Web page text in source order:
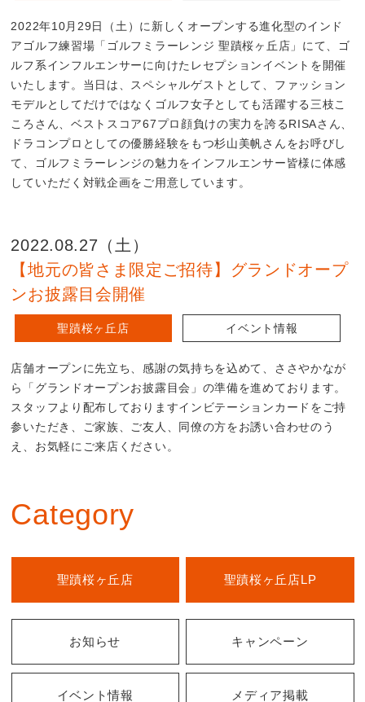
2022年10月29日（土）に新しくオープンする進化型のインド
アゴルフ練習場「ゴルフミラーレンジ 聖蹟桜ヶ丘店」にて、ゴ
ルフ系インフルエンサーに向けたレセプションイベントを開催
いたします。当日は、スペシャルゲストとして、ファッション
モデルとしてだけではなくゴルフ女子としても活躍する三枝こ
ころさん、ベストスコア67プロ顔負けの実力を誇るRISAさん、
ドラコンプロとしての優勝経験をもつ杉山美帆さんをお呼びし
て、ゴルフミラーレンジの魅力をインフルエンサー皆様に体感
していただく対戦企画をご用意しています。
2022.08.27（土）
【地元の皆さま限定ご招待】グランドオープ
ンお披露目会開催
聖蹟桜ヶ丘店 イベント情報
店舗オープンに先立ち、感謝の気持ちを込めて、ささやかなが
ら「グランドオープンお披露目会」の準備を進めております。
スタッフより配布しておりますインビテーションカードをご持
参いただき、ご家族、ご友人、同僚の方をお誘い合わせのう
え、お気軽にご来店ください。
Category
聖蹟桜ヶ丘店 聖蹟桜ヶ丘店LP
お知らせ キャンペーン
イベント情報 メディア掲載